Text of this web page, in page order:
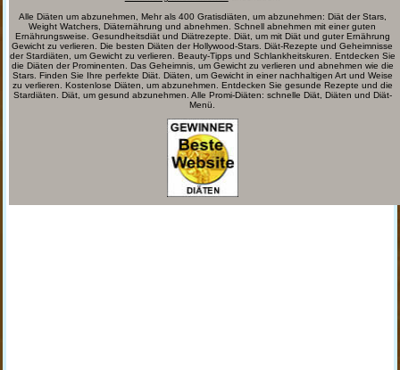
Alle Diäten um abzunehmen, Mehr als 400 Gratisdiäten, um abzunehmen: Diät der Stars,
Weight Watchers, Diäternährung und abnehmen. Schnell abnehmen mit einer guten
Ernährungsweise. Gesundheitsdiät und Diätrezepte. Diät, um mit Diät und guter Ernährung
Gewicht zu verlieren. Die besten Diäten der Hollywood-Stars. Diät-Rezepte und Geheimnisse
der Stardiäten, um Gewicht zu verlieren. Beauty-Tipps und Schlankheitskuren. Entdecken Sie
die Diäten der Prominenten. Das Geheimnis, um Gewicht zu verlieren und abnehmen wie die
Stars. Finden Sie Ihre perfekte Diät. Diäten, um Gewicht in einer nachhaltigen Art und Weise
zu verlieren. Kostenlose Diäten, um abzunehmen. Entdecken Sie gesunde Rezepte und die
Stardiäten. Diät, um gesund abzunehmen. Alle Promi-Diäten: schnelle Diät, Diäten und Diät-
Menü.